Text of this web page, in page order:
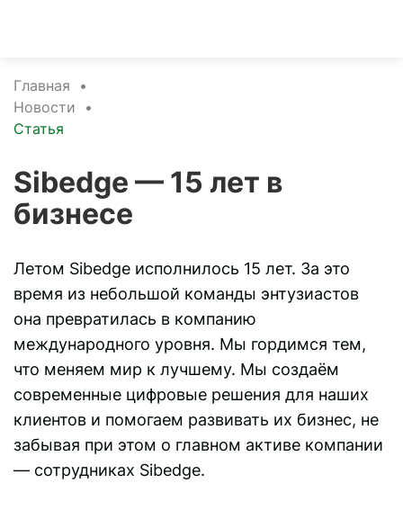
Главная
•
Новости
•
Статья
Sibedge — 15 лет в
бизнесе
Летом Sibedge исполнилось 15 лет. За это
время из небольшой команды энтузиастов
она превратилась в компанию
международного уровня. Мы гордимся тем,
что меняем мир к лучшему. Мы создаём
современные цифровые решения для наших
клиентов и помогаем развивать их бизнес, не
забывая при этом о главном активе компании
— сотрудниках Sibedge.